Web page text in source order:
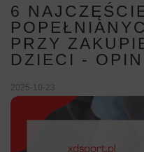
6
PRZY
DZIECI -
2025-10-23